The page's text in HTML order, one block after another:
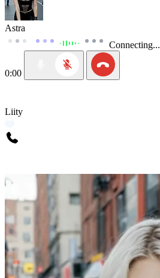
Astra
Connecting...
0:00
Liity